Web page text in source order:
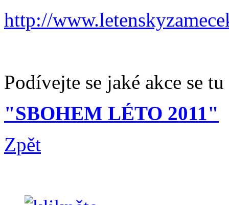
http://
Podívejte se jaké akce se
"SBOHEM LÉTO 2011"
Zpět